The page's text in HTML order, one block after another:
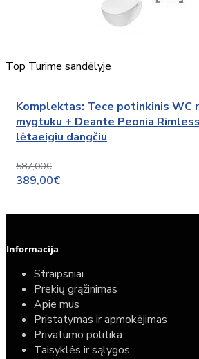
Top Turime sandėlyje
Komplektas: Tece potinkinis WC
mygtuku + Deante Peonia
lėtaeigiu dangčiu
587,00€
389,00€
Informacija
Straipsniai
Prekių grąžinimas
Apie mus
Pristatymas ir apmokėjimas
Privatumo politika
Taisyklės ir sąlygos